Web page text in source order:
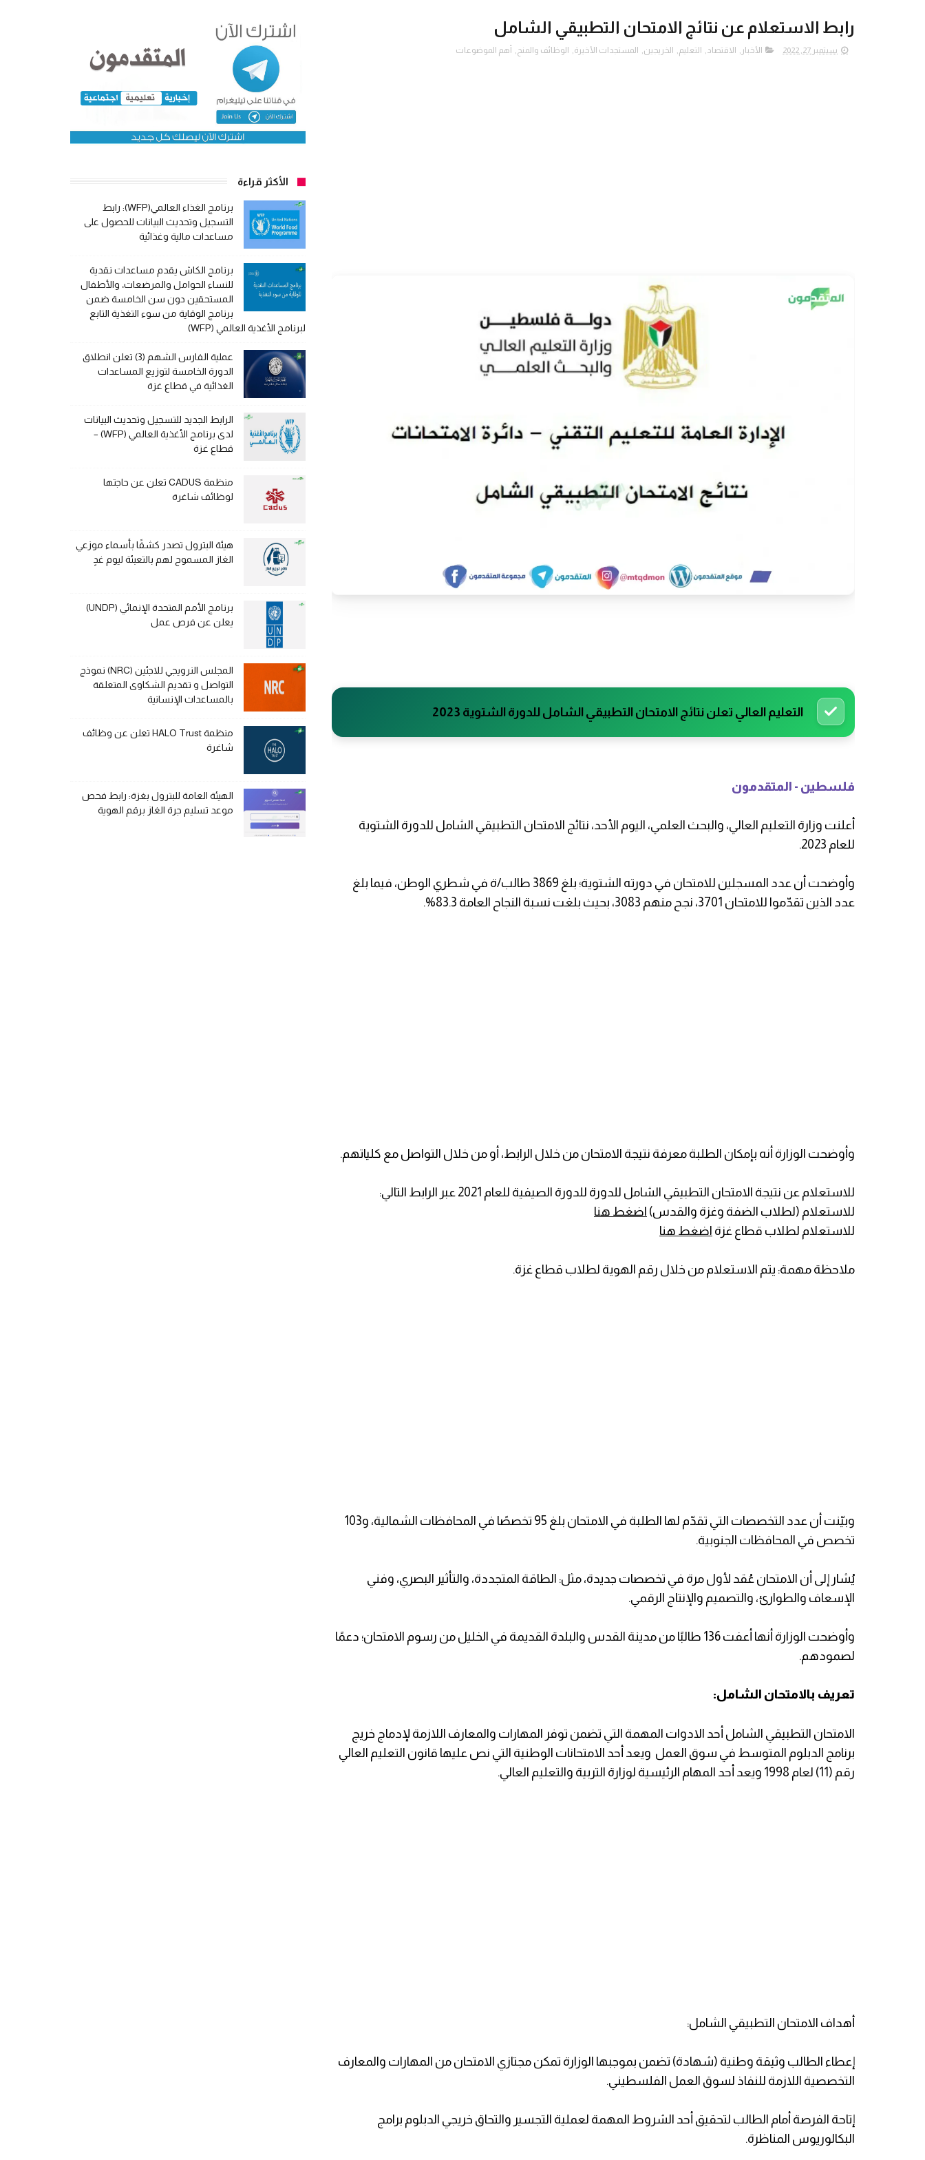
رابط الاستعلام عن نتائج الامتحان التطبيقي الشامل
سبتمبر 27, 2022 الأخبار , الاقتصاد, التعليم, الخريجين, المستجدات الأخيرة, الوظائف والمنح , أهم الموضوعات
التعليم العالي تعلن نتائج الامتحان التطبيقي الشامل للدورة الشتوية 2023
فلسطين - المتقدمون
أعلنت وزارة التعليم العالي، والبحث العلمي، اليوم الأحد، نتائج الامتحان التطبيقي الشامل للدورة الشتوية
للعام 2023.
وأوضحت أن عدد المسجلين للامتحان في دورته الشتوية؛ بلغ 3869 طالب/ة في شطري الوطن، فيما بلغ
عدد الذين تقدّموا للامتحان 3701، نجح منهم 3083، بحيث بلغت نسبة النجاح العامة 83.3%.
وأوضحت الوزارة أنه بإمكان الطلبة معرفة نتيجة الامتحان من خلال الرابط، أو من خلال التواصل مع كلياتهم.
للاستعلام عن نتيجة الامتحان التطبيقي الشامل للدورة للدورة الصيفية للعام 2021 عبر الرابط التالي:
للاستعلام (لطلاب الضفة وغزة والقدس) اضغط هنا
للاستعلام لطلاب قطاع غزة اضغط هنا
ملاحظة مهمة: يتم الاستعلام من خلال رقم الهوية لطلاب قطاع غزة.
وبيّنت أن عدد التخصصات التي تقدّم لها الطلبة في الامتحان بلغ 95 تخصصًا في المحافظات الشمالية، و103
تخصص في المحافظات الجنوبية.
يُشار إلى أن الامتحان عُقد لأول مرة في تخصصات جديدة، مثل: الطاقة المتجددة، والتأثير البصري، وفني
الإسعاف والطوارئ، والتصميم والإنتاج الرقمي.
وأوضحت الوزارة أنها أعفت 136 طالبًا من مدينة القدس والبلدة القديمة في الخليل من رسوم الامتحان؛ دعمًا
لصمودهم.
تعريف بالامتحان الشامل‎:
الامتحان التطبيقي الشامل أحد الادوات المهمة التي تضمن توفر المهارات والمعارف اللازمة لإدماج خريج
برنامج الدبلوم المتوسط في سوق العمل ويعد أحد الامتحانات الوطنية التي نص عليها قانون التعليم العالي
رقم (11) لعام 1998 ويعد أحد المهام الرئيسية لوزارة التربية والتعليم العالي‎.
أهداف الامتحان التطبيقي الشامل‎:
إعطاء الطالب وثيقة وطنية (شهادة) تضمن بموجبها الوزارة تمكن مجتازي الامتحان من المهارات والمعارف
التخصصية اللازمة للنفاذ لسوق العمل الفلسطيني‎.
إتاحة الفرصة أمام الطالب لتحقيق أحد الشروط المهمة لعملية التجسير والتحاق خريجي الدبلوم برامج
البكالوريوس المناظرة‎.
الأكثر قراءة
برنامج الغذاء العالمي(WFP): رابط
التسجيل وتحديث البيانات للحصول على
مساعدات مالية وغذائية
برنامج الكاش يقدم مساعدات نقدية
للنساء الحوامل والمرضعات، والأطفال
المستحقين دون سن الخامسة ضمن
برنامج الوقاية من سوء التغذية التابع
لبرنامج الأغذية العالمي (WFP)
عملية الفارس الشهم (3) تعلن انطلاق
الدورة الخامسة لتوزيع المساعدات
الغذائية في قطاع غزة
الرابط الجديد للتسجيل وتحديث البيانات
لدى برنامج الأغذية العالمي (WFP) –
قطاع غزة
منظمة CADUS تعلن عن حاجتها
لوظائف شاغرة
هيئة البترول تصدر كشفًا بأسماء موزعي
الغاز المسموح لهم بالتعبئة ليوم غدٍ
برنامج الأمم المتحدة الإنمائي (UNDP)
يعلن عن فرص عمل
المجلس النرويجي للاجئين (NRC) نموذج
التواصل و تقديم الشكاوى المتعلقة
بالمساعدات الإنسانية
منظمة HALO Trust تعلن عن وظائف
شاغرة
الهيئة العامة للبترول بغزة: رابط فحص
موعد تسليم جرة الغاز برقم الهوية